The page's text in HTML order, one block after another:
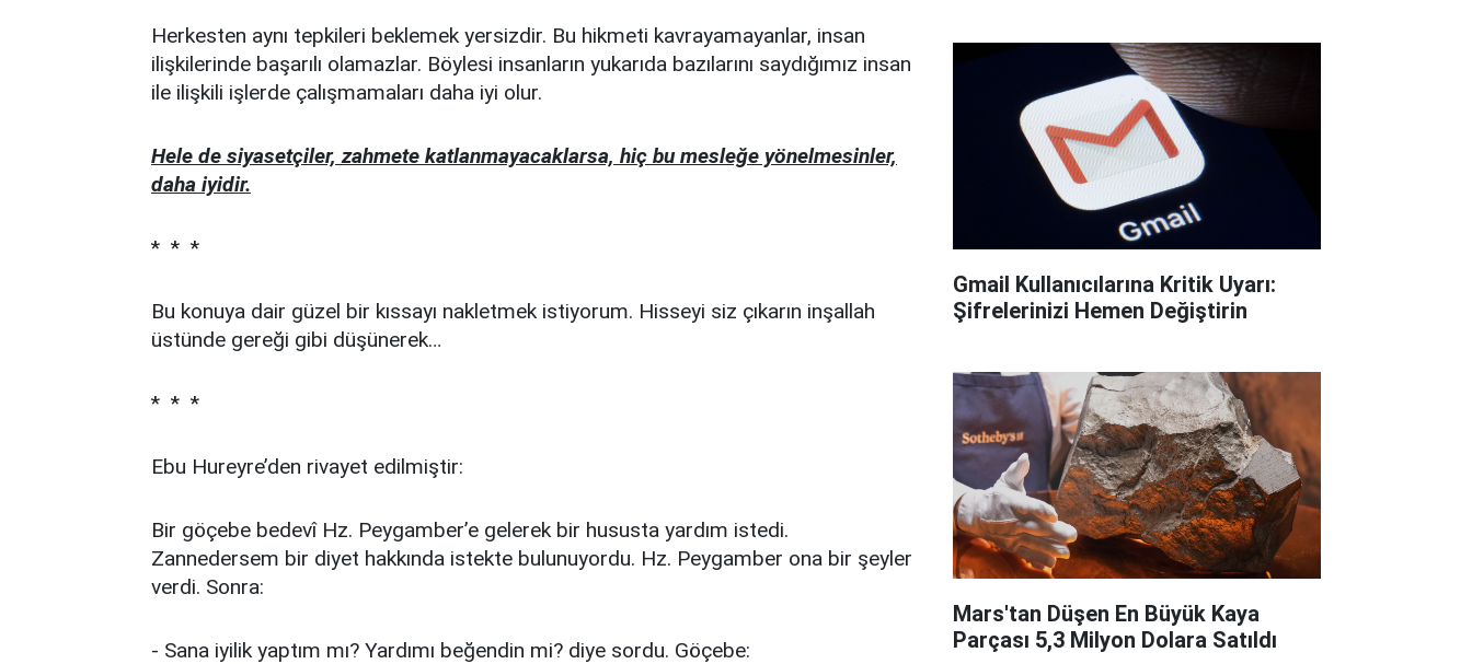
Herkesten aynı tepkileri beklemek yersizdir. Bu hikmeti kavrayamayanlar, insan
ilişkilerinde başarılı olamazlar. Böylesi insanların yukarıda bazılarını saydığımız insan
ile ilişkili işlerde çalışmamaları daha iyi olur.
Hele de siyasetçiler, zahmete katlanmayacaklarsa, hiç bu mesleğe yönelmesinler,
daha iyidir.
* * *
Bu konuya dair güzel bir kıssayı nakletmek istiyorum. Hisseyi siz çıkarın inşallah
üstünde gereği gibi düşünerek…
* * *
Ebu Hureyre’den rivayet edilmiştir:
Bir göçebe bedevî Hz. Peygamber’e gelerek bir hususta yardım istedi.
Zannedersem bir diyet hakkında istekte bulunuyordu. Hz. Peygamber ona bir şeyler
verdi. Sonra:
- Sana iyilik yaptım mı? Yardımı beğendin mi? diye sordu. Göçebe:
Gmail Kullanıcılarına Kritik Uyarı:
Şifrelerinizi Hemen Değiştirin
Mars'tan Düşen En Büyük Kaya
Parçası 5,3 Milyon Dolara Satıldı